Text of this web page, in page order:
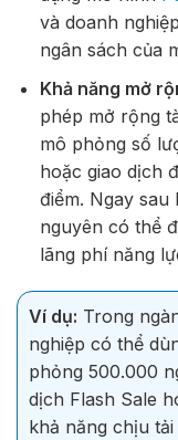
và doanh
ngân sách của
Khả năng mở
phép mở rộng
mô phỏng số
hoặc giao dịch
điểm. Ngay
nguyên có thể
lãng phí năng
Ví dụ: Trong
nghiệp có thể
phỏng 500.000
dịch Flash Sale
khả năng chịu